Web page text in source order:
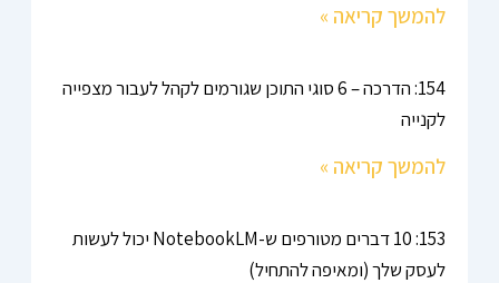
להמשך קריאה »
154: הדרכה – 6 סוגי התוכן שגורמים לקהל לעבור מצפייה
לקנייה
להמשך קריאה »
153: 10 דברים מטורפים ש-NotebookLM יכול לעשות
לעסק שלך (ומאיפה להתחיל)